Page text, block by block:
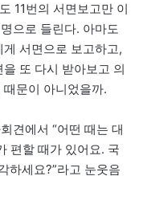
11번의 서면보고만 이
으로 들린다. 아마도
서면으로 보고하고,
또 다시 받아보고 의
문이 아니었을까.
견에서 “어떤 때는 대
편할 때가 있어요. 국
하세요?”라고 눈웃음